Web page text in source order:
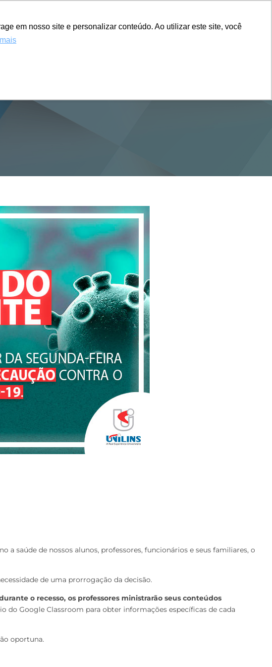
em nosso site e personalizar conteúdo. Ao utilizar este site, você
PESQUISA
saúde de nossos alunos, professores, funcionários e seus familiares, o
de uma prorrogação da decisão.
o recesso, os professores ministrarão seus conteúdos
Google Classroom para obter informações específicas de cada
oportuna.